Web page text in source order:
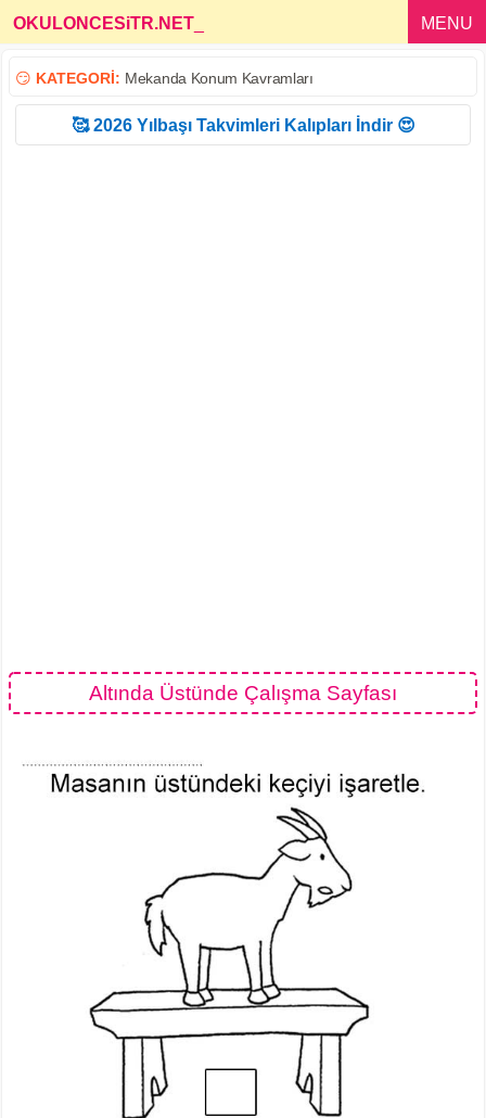
OKULONCESiTR.NET MENU
😏 KATEGORİ: Mekanda Konum Kavramları
🥰 2026 Yılbaşı Takvimleri Kalıpları İndir 😍
Altında Üstünde Çalışma Sayfası